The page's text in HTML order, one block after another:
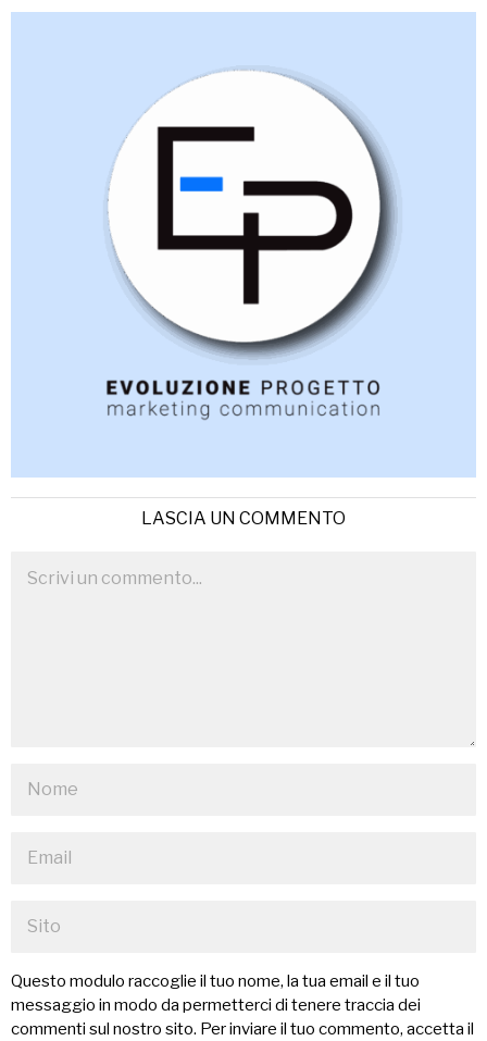
LASCIA UN COMMENTO
Questo modulo raccoglie il tuo nome, la tua email e il tuo
messaggio in modo da permetterci di tenere traccia dei
commenti sul nostro sito. Per inviare il tuo commento, accetta il